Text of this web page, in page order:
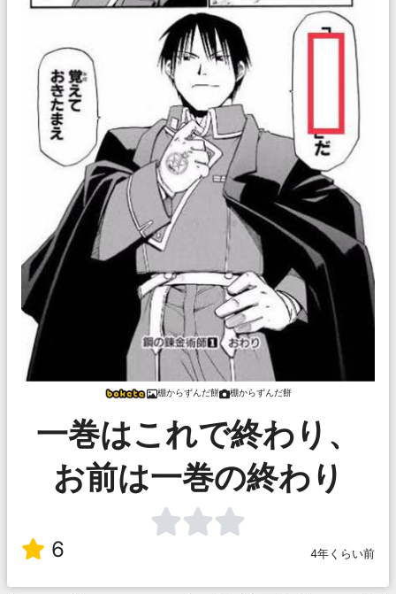
棚からずんだ餅 棚からずんだ餅
一巻はこれで終わり、
お前は一巻の終わり
6 4年くらい前